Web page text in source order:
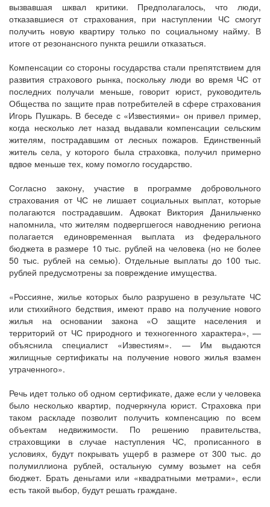
вызвавшая шквал критики. Предполагалось, что люди,
отказавшиеся от страхования, при наступлении ЧС смогут
получить новую квартиру только по социальному найму. В
итоге от резонансного пункта решили отказаться.
Компенсации со стороны государства стали препятствием для
развития страхового рынка, поскольку люди во время ЧС от
последних получали меньше, говорит юрист, руководитель
Общества по защите прав потребителей в сфере страхования
Игорь Пушкарь. В беседе с «Известиями» он привел пример,
когда несколько лет назад выдавали компенсации сельским
жителям, пострадавшим от лесных пожаров. Единственный
житель села, у которого была страховка, получил примерно
вдвое меньше тех, кому помогло государство.
Согласно закону, участие в программе добровольного
страхования от ЧС не лишает социальных выплат, которые
полагаются пострадавшим. Адвокат Виктория Данильченко
напомнила, что жителям подвергшегося наводнению региона
полагается единовременная выплата из федерального
бюджета в размере 10 тыс. рублей на человека (но не более
50 тыс. рублей на семью). Отдельные выплаты до 100 тыс.
рублей предусмотрены за повреждение имущества.
«Россияне, жилье которых было разрушено в результате ЧС
или стихийного бедствия, имеют право на получение нового
жилья на основании закона «О защите населения и
территорий от ЧС природного и техногенного характера», —
объяснила специалист «Известиям». — Им выдаются
жилищные сертификаты на получение нового жилья взамен
утраченного».
Речь идет только об одном сертификате, даже если у человека
было несколько квартир, подчеркнула юрист. Страховка при
таком раскладе позволит получить компенсацию по всем
объектам недвижимости. По решению правительства,
страховщики в случае наступления ЧС, прописанного в
условиях, будут покрывать ущерб в размере от 300 тыс. до
полумиллиона рублей, остальную сумму возьмет на себя
бюджет. Брать деньгами или «квадратными метрами», если
есть такой выбор, будут решать граждане.